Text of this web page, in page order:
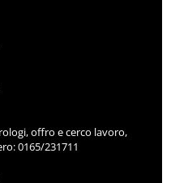
offro e cerco lavoro,
0165/231711